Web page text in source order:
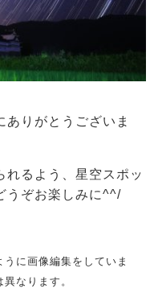
りがとうございま
れるよう、星空スポッ
うぞお楽しみに^^/
に画像編集をしていま
なります。